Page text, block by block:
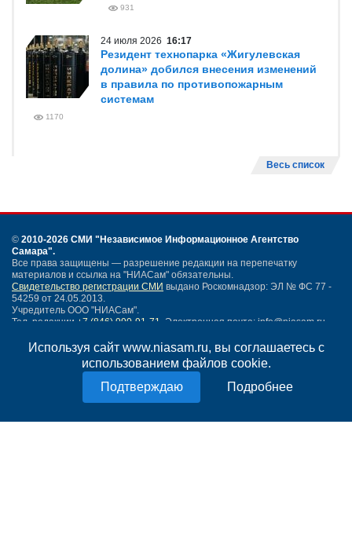
Используя сайт www.niasam.ru, вы соглашаетесь с
использованием файлов cookie.
Подробнее
931
24 июля 2026 16:17
Резидент технопарка «Жигулевская
долина» добился внесения изменений
в правила по противопожарным
системам
1170
Весь список
© 2010-2026 СМИ "Независимое Информационное Агентство
Самара".
Все права защищены — разрешение редакции на перепечатку
материалов и ссылка на "НИАСам" обязательны.
Свидетельство регистрации СМИ выдано Роскомнадзор: ЭЛ № ФС 77 -
54259 от 24.05.2013.
Учредитель ООО "НИАСам".
Тел. редакции +7 (846) 990-91-71. Электронная почта: info@niasam.ru
Написать письмо
Политика конфиденциальности
18+